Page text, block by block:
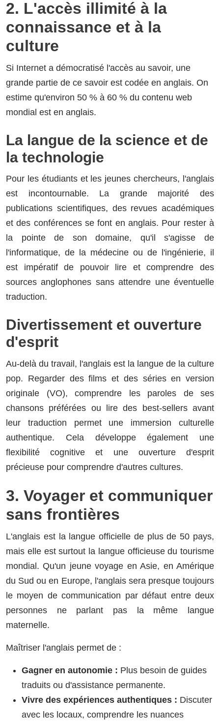
2. L'accès illimité à la
connaissance et à la
culture
Si Internet a démocratisé l'accès au savoir, une
grande partie de ce savoir est codée en anglais. On
estime qu'environ 50 % à 60 % du contenu web
mondial est en anglais.
La langue de la science et de
la technologie
Pour les étudiants et les jeunes chercheurs, l'anglais
est incontournable. La grande majorité des
publications scientifiques, des revues académiques
et des conférences se font en anglais. Pour rester à
la pointe de son domaine, qu'il s'agisse de
l'informatique, de la médecine ou de l'ingénierie, il
est impératif de pouvoir lire et comprendre des
sources anglophones sans attendre une éventuelle
traduction.
Divertissement et ouverture
d'esprit
Au-delà du travail, l'anglais est la langue de la culture
pop. Regarder des films et des séries en version
originale (VO), comprendre les paroles de ses
chansons préférées ou lire des best-sellers avant
leur traduction permet une immersion culturelle
authentique. Cela développe également une
flexibilité cognitive et une ouverture d'esprit
précieuse pour comprendre d'autres cultures.
3. Voyager et communiquer
sans frontières
L'anglais est la langue officielle de plus de 50 pays,
mais elle est surtout la langue officieuse du tourisme
mondial. Qu'un jeune voyage en Asie, en Amérique
du Sud ou en Europe, l'anglais sera presque toujours
le moyen de communication par défaut entre deux
personnes ne parlant pas la même langue
maternelle.
Maîtriser l'anglais permet de :
Gagner en autonomie : Plus besoin de guides
traduits ou d'assistance permanente.
Vivre des expériences authentiques : Discuter
avec les locaux, comprendre les nuances